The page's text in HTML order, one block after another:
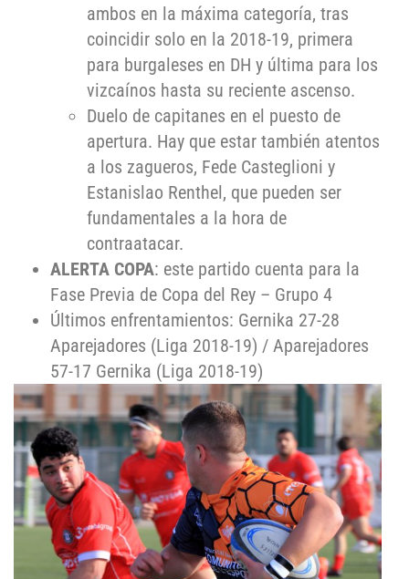
ambos en la máxima categoría, tras
coincidir solo en la 2018-19, primera
para burgaleses en DH y última para los
vizcaínos hasta su reciente ascenso.
Duelo de capitanes en el puesto de
apertura. Hay que estar también atentos
a los zagueros, Fede Casteglioni y
Estanislao Renthel, que pueden ser
fundamentales a la hora de
contraatacar.
ALERTA COPA: este partido cuenta para la
Fase Previa de Copa del Rey – Grupo 4
Últimos enfrentamientos: Gernika 27-28
Aparejadores (Liga 2018-19) / Aparejadores
57-17 Gernika (Liga 2018-19)